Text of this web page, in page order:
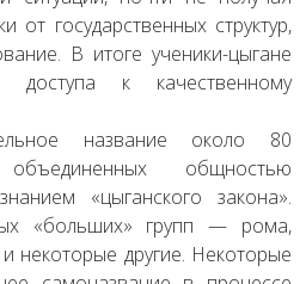
от государственных структур,
В итоге ученики-цыгане
доступа к качественному
название около 80
общностью
«цыганского закона».
«больших» групп — рома,
некоторые другие. Некоторые